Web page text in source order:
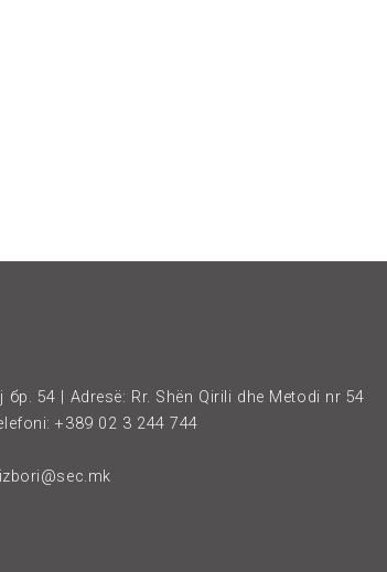
54 | Adresë: Rr. Shën Qirili dhe Metodi nr 54
+389 02 3 244 744
izbori@sec.mk